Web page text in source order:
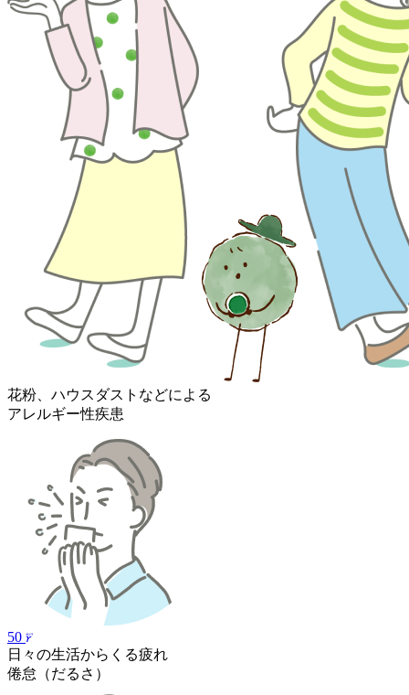
花粉、 ハウスダストなどによる
アレルギー性疾患
50
日々の生活からくる疲れ
倦怠（だるさ）